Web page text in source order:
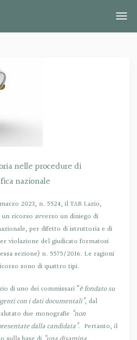
nelle procedure di
nazionale
2023, n. 5524, il TAR Lazio,
un ricorso avverso un diniego di
per difetto di istruttoria e di
violazione del giudicato formatosi
sezione) n. 5575/2016. Le ragioni
sono di quattro tipi.
di uno dei commissari “è fondato su
con i dati documentali”, dal
due monografie “non
dalla candidata”. Pertanto, il